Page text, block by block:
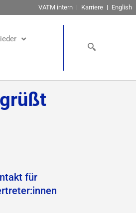
VATM intern Karriere English
für